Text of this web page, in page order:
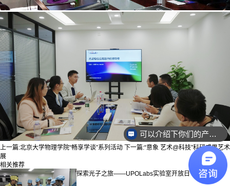
上一篇:北京大学物理学院“畅享学谈”系列活动 下一篇:“意象 艺术@科技”科研成果艺术
展
相关推荐
探索光子之旅——UPOLabs实验室开放日
可以介绍下你们的产品么？